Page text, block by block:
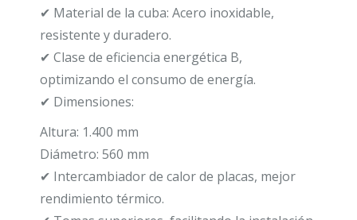
✔ Material de la cuba: Acero inoxidable,
resistente y duradero.
✔ Clase de eficiencia energética B,
optimizando el consumo de energía.
✔ Dimensiones:
Altura: 1.400 mm
Diámetro: 560 mm
✔ Intercambiador de calor de placas, mejor
rendimiento térmico.